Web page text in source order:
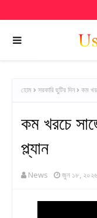
হোম সরকারি ছুটির দিন কম
কম খরচে
প্ল্যান
News জুন ১৮, ২০২৬